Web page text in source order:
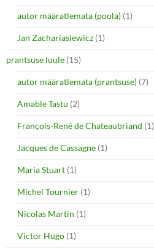
autor määratlemata (poola) (1)
Jan Zachariasiewicz (1)
prantsuse luule (15)
autor määratlemata (prantsuse) (7)
Amable Tastu (2)
François-René de Chateaubriand (1)
Jacques de Cassagne (1)
Maria Stuart (1)
Michel Tournier (1)
Nicolas Martin (1)
Victor Hugo (1)